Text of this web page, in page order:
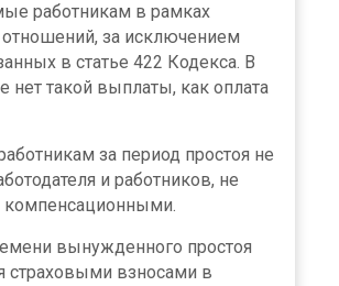
работникам в рамках
за исключением
в статье 422 Кодекса. В
нет такой выплаты, как оплата
за период простоя не
и работников, не
компенсационными.
вынужденного простоя
страховыми взносами в